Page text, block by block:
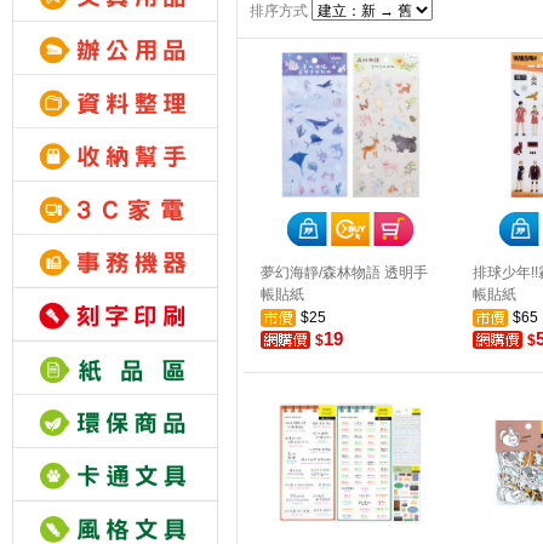
排序方式
夢幻海靜/森林物語 透明手
帳貼紙
$25
$19
排球少年!!
帳貼紙
$65
$